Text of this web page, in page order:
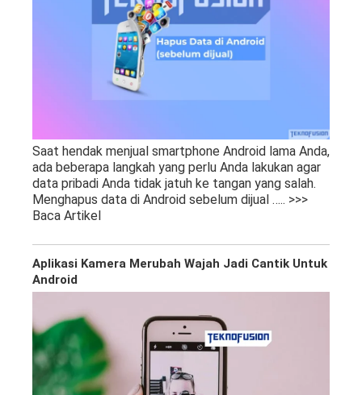
Saat hendak menjual smartphone Android lama Anda,
ada beberapa langkah yang perlu Anda lakukan agar
data pribadi Anda tidak jatuh ke tangan yang salah.
Menghapus data di Android sebelum dijual ….. >>>
Baca Artikel
Aplikasi Kamera Merubah Wajah Jadi Cantik Untuk
Android